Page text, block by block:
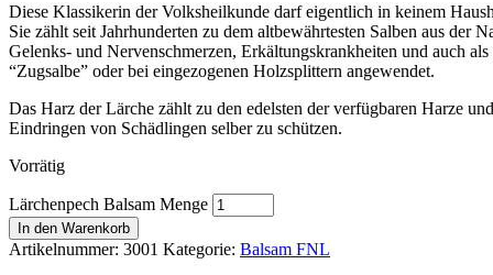
Diese Klassikerin der Volksheilkunde darf eigentlich in keinem
Sie zählt seit Jahrhunderten zu dem altbewährtesten Salben aus
Gelenks- und Nervenschmerzen, Erkältungskrankheiten und auch als
“Zugsalbe” oder bei eingezogenen Holzsplittern angewendet.
Das Harz der Lärche zählt zu den edelsten der verfügbaren Harze
Eindringen von Schädlingen selber zu schützen.
Vorrätig
Lärchenpech Balsam Menge
In den Warenkorb
Artikelnummer: 3001 Kategorie: Balsam FNL